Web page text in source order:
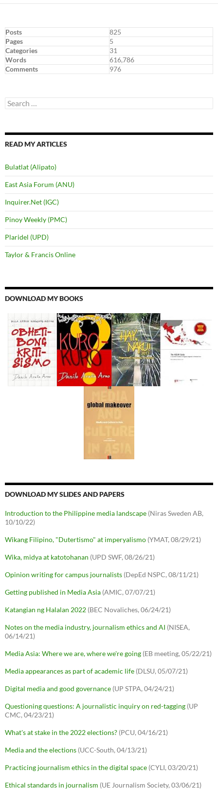
Posts
825
Pages
5
Categories
31
Words
616,786
Comments
976
Search
for:
READ MY ARTICLES
Bulatlat (Alipato)
East Asia Forum (ANU)
Inquirer.Net (IGC)
Pinoy Weekly (PMC)
Plaridel (UPD)
Taylor & Francis Online
DOWNLOAD MY BOOKS
DOWNLOAD MY SLIDES AND PAPERS
Introduction to the Philippine media landscape (Niras Sweden AB,
10/10/22)
Wikang Filipino, "Dutertismo" at imperyalismo (YMAT, 08/29/21)
Wika, midya at katotohanan (UPD SWF, 08/26/21)
Opinion writing for campus journalists (DepEd NSPC, 08/11/21)
Getting published in Media Asia (AMIC, 07/07/21)
Katangian ng Halalan 2022 (BEC Novaliches, 06/24/21)
Notes on the media industry, journalism ethics and AI (NISEA,
06/14/21)
Media Asia: Where we are, where we're going (EB meeting, 05/22/21)
Media appearances as part of academic life (DLSU, 05/07/21)
Digital media and good governance (UP STPA, 04/24/21)
Questioning questions: A journalistic inquiry on red-tagging (UP
CMC, 04/23/21)
What's at stake in the 2022 elections? (PCU, 04/16/21)
Media and the elections (UCC-South, 04/13/21)
Practicing journalism ethics in the digital space (CYLI, 03/20/21)
Ethical standards in journalism (UE Journalism Society, 03/06/21)